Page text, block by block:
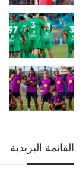
القائمة البريدية